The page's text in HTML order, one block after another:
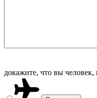
докажите, что вы человек,